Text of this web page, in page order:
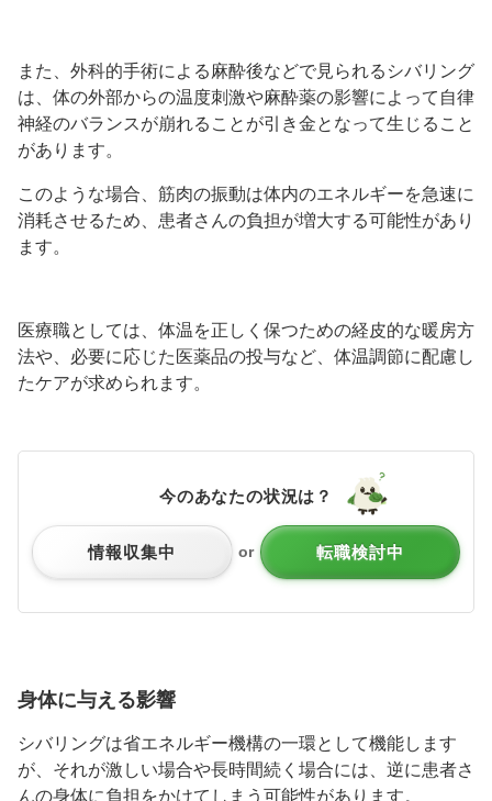
また、外科的手術による麻酔後などで見られるシバリング
は、体の外部からの温度刺激や麻酔薬の影響によって自律
神経のバランスが崩れることが引き金となって生じること
があります。
このような場合、筋肉の振動は体内のエネルギーを急速に
消耗させるため、患者さんの負担が増大する可能性があり
ます。
医療職としては、体温を正しく保つための経皮的な暖房方
法や、必要に応じた医薬品の投与など、体温調節に配慮し
たケアが求められます。
今のあなたの状況は？
情報収集中 or 転職検討中
身体に与える影響
シバリングは省エネルギー機構の一環として機能します
が、それが激しい場合や長時間続く場合には、逆に患者さ
んの身体に負担をかけてしまう可能性があります。